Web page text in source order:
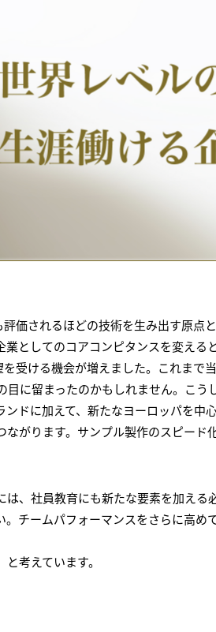
価されるほどの技術を生み出す原点
としてのコアコンピタンスを変え
受ける機会が増えました。これまで
に留まったのかもしれません。こ
ドに加えて、新たなヨーロッパを中
がります。サンプル製作のスピー
、社員教育にも新たな要素を加え
チームパフォーマンスをさらに高め
考えています。